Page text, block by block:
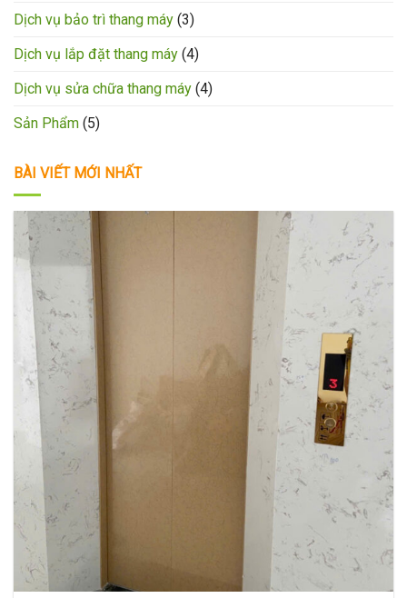
Dịch vụ bảo trì thang máy (3)
Dịch vụ lắp đặt thang máy (4)
Dịch vụ sửa chữa thang máy (4)
Sản Phẩm (5)
BÀI VIẾT MỚI NHẤT